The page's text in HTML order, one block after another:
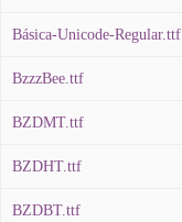
Básica-Unicode-Regular.ttf
BzzzBee.ttf
BZDMT.ttf
BZDHT.ttf
BZDBT.ttf